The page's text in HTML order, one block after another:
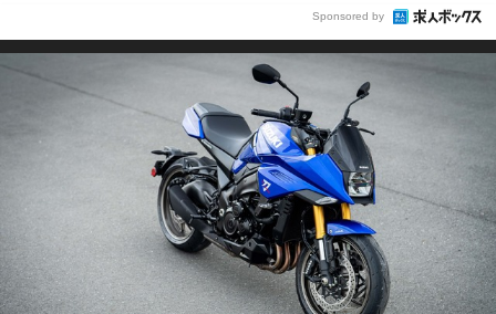
Sponsored by